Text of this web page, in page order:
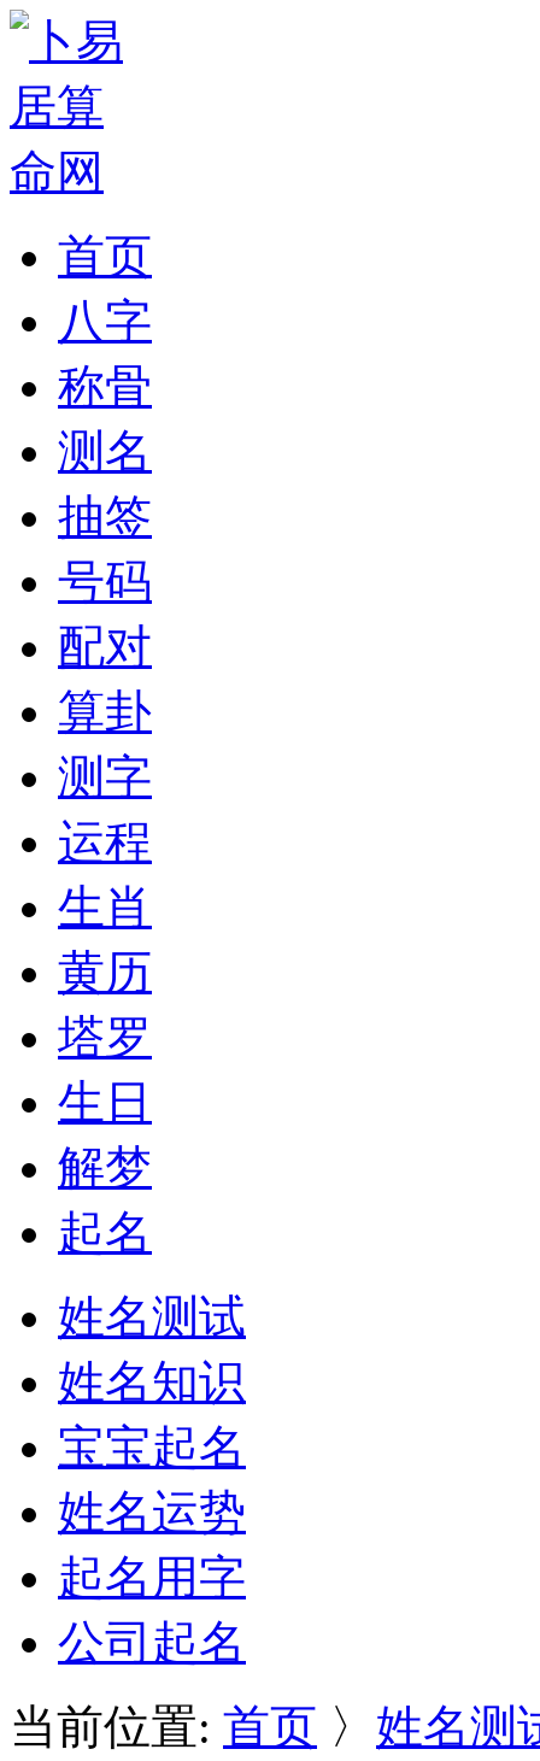
首页
八字
称骨
测名
抽签
号码
配对
算卦
测字
运程
生肖
黄历
塔罗
生日
解梦
起名
姓名测试
姓名知识
宝宝起名
姓名运势
起名用字
公司起名
当前位置: 首页 〉 姓名测